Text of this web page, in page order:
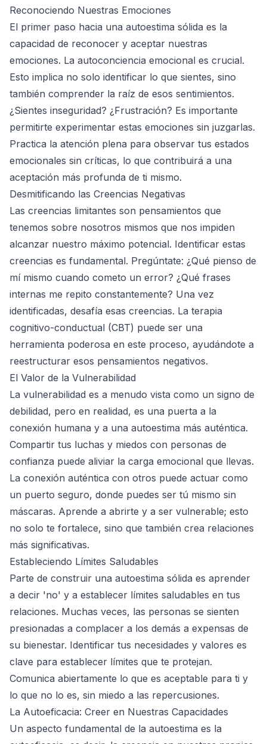
Reconociendo Nuestras Emociones
El primer paso hacia una autoestima sólida es la
capacidad de reconocer y aceptar nuestras
emociones. La autoconciencia emocional es crucial.
Esto implica no solo identificar lo que sientes, sino
también comprender la raíz de esos sentimientos.
¿Sientes inseguridad? ¿Frustración? Es importante
permitirte experimentar estas emociones sin juzgarlas.
Practica la atención plena para observar tus estados
emocionales sin críticas, lo que contribuirá a una
aceptación más profunda de ti mismo.
Desmitificando las Creencias Negativas
Las creencias limitantes son pensamientos que
tenemos sobre nosotros mismos que nos impiden
alcanzar nuestro máximo potencial. Identificar estas
creencias es fundamental. Pregúntate: ¿Qué pienso de
mí mismo cuando cometo un error? ¿Qué frases
internas me repito constantemente? Una vez
identificadas, desafía esas creencias. La terapia
cognitivo-conductual (CBT) puede ser una
herramienta poderosa en este proceso, ayudándote a
reestructurar esos pensamientos negativos.
El Valor de la Vulnerabilidad
La vulnerabilidad es a menudo vista como un signo de
debilidad, pero en realidad, es una puerta a la
conexión humana y a una autoestima más auténtica.
Compartir tus luchas y miedos con personas de
confianza puede aliviar la carga emocional que llevas.
La conexión auténtica con otros puede actuar como
un puerto seguro, donde puedes ser tú mismo sin
máscaras. Aprende a abrirte y a ser vulnerable; esto
no solo te fortalece, sino que también crea relaciones
más significativas.
Estableciendo Límites Saludables
Parte de construir una autoestima sólida es aprender
a decir 'no' y a establecer límites saludables en tus
relaciones. Muchas veces, las personas se sienten
presionadas a complacer a los demás a expensas de
su bienestar. Identificar tus necesidades y valores es
clave para establecer límites que te protejan.
Comunica abiertamente lo que es aceptable para ti y
lo que no lo es, sin miedo a las repercusiones.
La Autoeficacia: Creer en Nuestras Capacidades
Un aspecto fundamental de la autoestima es la